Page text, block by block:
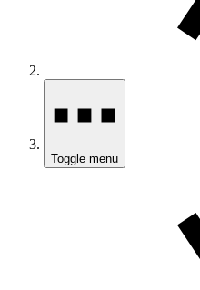
Toggle menu